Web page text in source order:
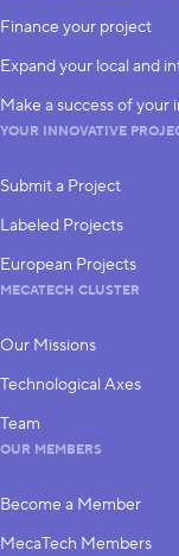
Finance your project
Expand your local and
Make a success of your
YOUR INNOVATIVE
Submit a Project
Labeled Projects
European Projects
MECATECH CLUSTER
Our Missions
Technological Axes
Team
OUR MEMBERS
Become a Member
MecaTech Members